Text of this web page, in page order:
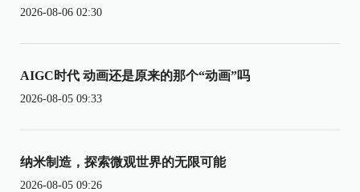
2026-08-06 02:30
AIGC时代 动画还是原来的那个“动画”吗
2026-08-05 09:33
纳米制造，探索微观世界的无限可能
2026-08-05 09:26